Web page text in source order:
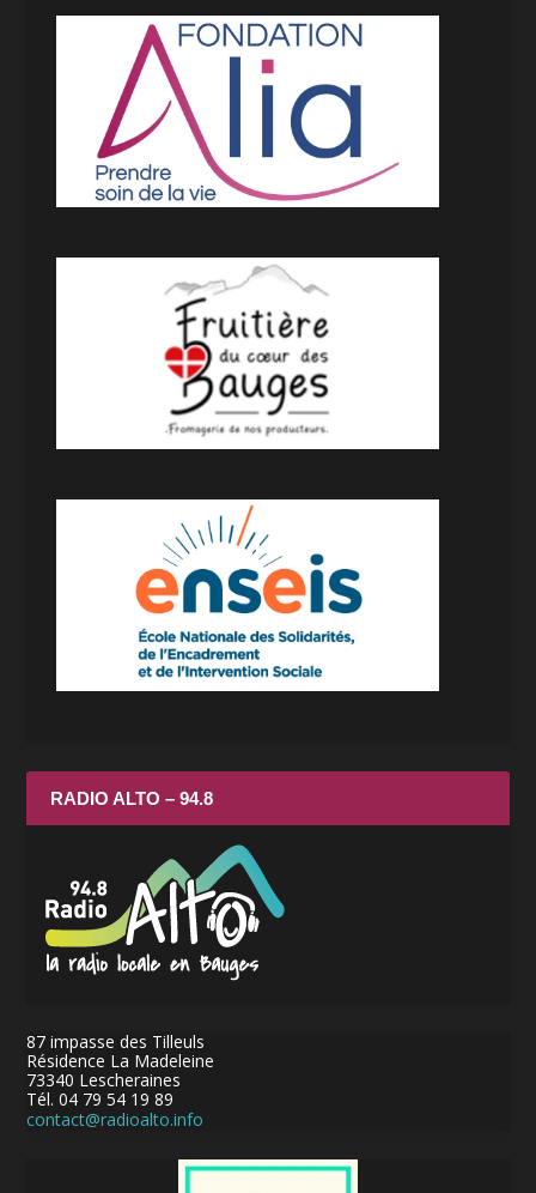
RADIO ALTO – 94.8
87 impasse des Tilleuls
Résidence La Madeleine
73340 Lescheraines
Tél. 04 79 54 19 89
contact@radioalto.info